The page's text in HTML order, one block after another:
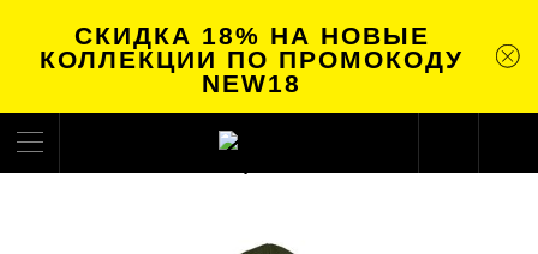
СКИДКА 18% НА НОВЫЕ
КОЛЛЕКЦИИ ПО ПРОМОКОДУ
NEW18